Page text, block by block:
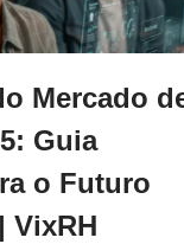
Mercado
Guia
o Futuro
VixRH